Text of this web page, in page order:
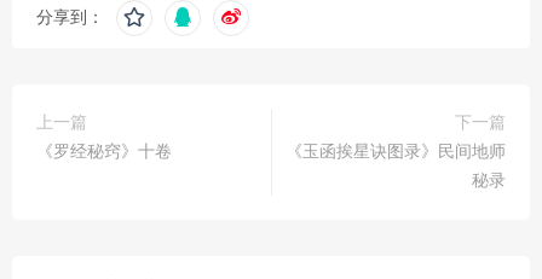
分享到：
上一篇
《罗经秘窍》十卷
下一篇
《玉函挨星诀图录》民间地师
秘录